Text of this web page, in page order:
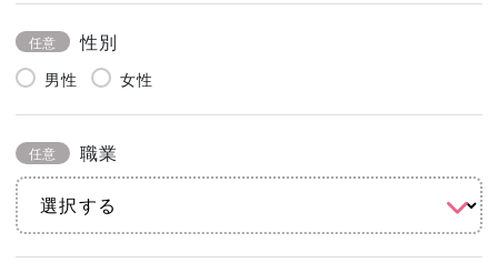
任意 性別
男性 女性
任意 職業